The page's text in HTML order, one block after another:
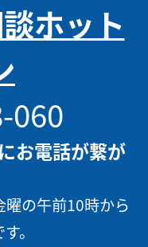
ホット
060
お電話が繋が
の午前10時から
。